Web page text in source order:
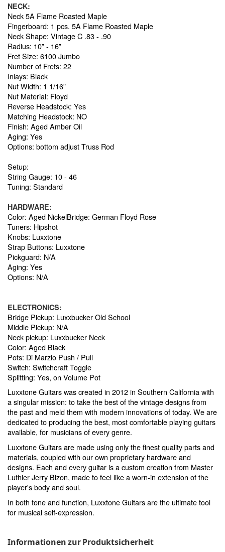
NECK:
Neck 5A Flame Roasted Maple
Fingerboard: 1 pcs. 5A Flame Roasted Maple
Neck Shape: Vintage C .83 - .90
Radius: 10” - 16”
Fret Size: 6100 Jumbo
Number of Frets: 22
Inlays: Black
Nut Width: 1 1/16”
Nut Material: Floyd
Reverse Headstock: Yes
Matching Headstock: NO
Finish: Aged Amber Oil
Aging: Yes
Options: bottom adjust Truss Rod
Setup:
String Gauge: 10 - 46
Tuning: Standard
HARDWARE:
Color: Aged NickelBridge: German Floyd Rose
Tuners: Hipshot
Knobs: Luxxtone
Strap Buttons: Luxxtone
Pickguard: N/A
Aging: Yes
Options: N/A
ELECTRONICS:
Bridge Pickup: Luxxbucker Old School
Middle Pickup: N/A
Neck pickup: Luxxbucker Neck
Color: Aged Black
Pots: Di Marzio Push / Pull
Switch: Switchcraft Toggle
Splitting: Yes, on Volume Pot
Luxxtone Guitars was created in 2012 in Southern California with
a singular mission: to take the best of the vintage designs from
the past and meld them with modern innovations of today. We are
dedicated to producing the best, most comfortable playing guitars
available, for musicians of every genre.
Luxxtone Guitars are made using only the finest quality parts and
materials, coupled with our own proprietary hardware and
designs. Each and every guitar is a custom creation from Master
Luthier Jerry Bizon, made to feel like a worn-in extension of the
player's body and soul.
In both tone and function, Luxxtone Guitars are the ultimate tool
for musical self-expression.
Informationen zur Produktsicherheit